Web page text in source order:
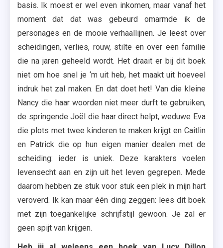
basis. Ik moest er wel even inkomen, maar vanaf het
moment dat dat was gebeurd omarmde ik de
personages en de mooie verhaallijnen. Je leest over
scheidingen, verlies, rouw, stilte en over een familie
die na jaren geheeld wordt. Het draait er bij dit boek
niet om hoe snel je ‘m uit heb, het maakt uit hoeveel
indruk het zal maken. En dat doet het! Van die kleine
Nancy die haar woorden niet meer durft te gebruiken,
de springende Joël die haar direct helpt, weduwe Eva
die plots met twee kinderen te maken krijgt en Caitlin
en Patrick die op hun eigen manier dealen met de
scheiding: ieder is uniek. Deze karakters voelen
levensecht aan en zijn uit het leven gegrepen. Mede
daarom hebben ze stuk voor stuk een plek in mijn hart
veroverd. Ik kan maar één ding zeggen: lees dit boek
met zijn toegankelijke schrijfstijl gewoon. Je zal er
geen spijt van krijgen.